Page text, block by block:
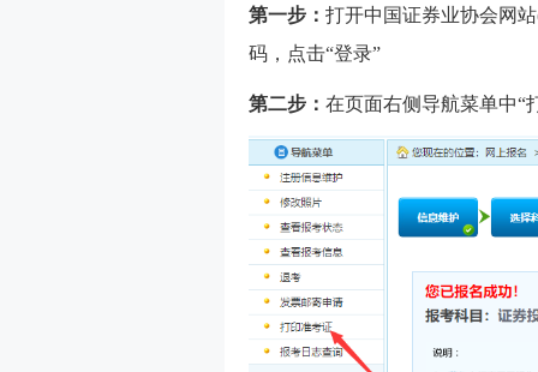
第一步： 打开中国证券业协会网
码，点击“登录”
第二步： 在页面右侧导航菜单中“